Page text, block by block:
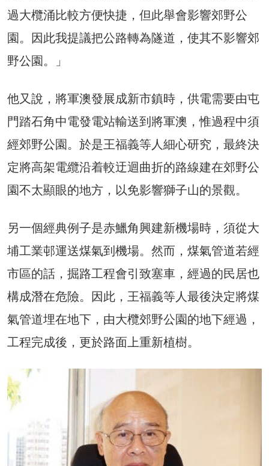
過大欖涌比較方便快捷，但此舉會影響郊野公
園。因此我提議把公路轉為隧道，使其不影響郊
野公園。」
他又說，將軍澳發展成新市鎮時，供電需要由屯
門踏石角中電發電站輸送到將軍澳，惟過程中須
經郊野公園。於是王福義等人細心研究，最終決
定將高架電纜沿着較迂迴曲折的路線建在郊野公
園不太顯眼的地方，以免影響獅子山的景觀。
另一個經典例子是赤鱲角興建新機場時，須從大
埔工業邨運送煤氣到機場。然而，煤氣管道若經
市區的話，掘路工程會引致塞車，經過的民居也
構成潛在危險。因此，王福義等人最後決定將煤
氣管道埋在地下，由大欖郊野公園的地下經過，
工程完成後，更於路面上重新植樹。